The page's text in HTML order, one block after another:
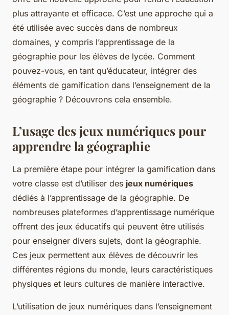
plus attrayante et efficace. C’est une approche qui a
été utilisée avec succès dans de nombreux
domaines, y compris l’apprentissage de la
géographie pour les élèves de lycée. Comment
pouvez-vous, en tant qu’éducateur, intégrer des
éléments de gamification dans l’enseignement de la
géographie ? Découvrons cela ensemble.
L’usage des jeux numériques pour
apprendre la géographie
La première étape pour intégrer la gamification dans
votre classe est d’utiliser des jeux numériques
dédiés à l’apprentissage de la géographie. De
nombreuses plateformes d’apprentissage numérique
offrent des jeux éducatifs qui peuvent être utilisés
pour enseigner divers sujets, dont la géographie.
Ces jeux permettent aux élèves de découvrir les
différentes régions du monde, leurs caractéristiques
physiques et leurs cultures de manière interactive.
L’utilisation de jeux numériques dans l’enseignement